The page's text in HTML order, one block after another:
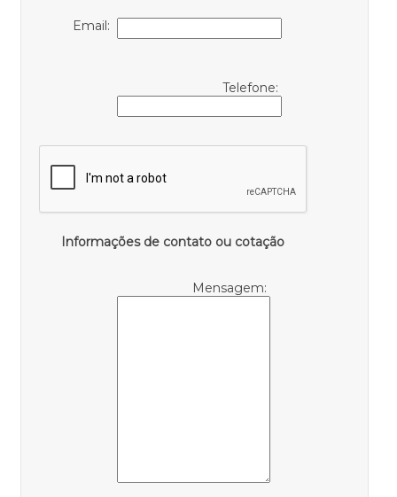
Email:
Telefone:
Informações de contato ou cotação
Mensagem: